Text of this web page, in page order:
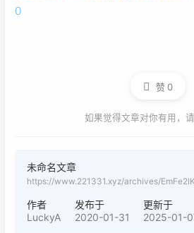
0
赞0
如果觉得文章对你有用，
未命名文章
https://www.221331.xyz/archives/
作者
LuckyA
发布于
2020-01-31
更新于
2025-01-